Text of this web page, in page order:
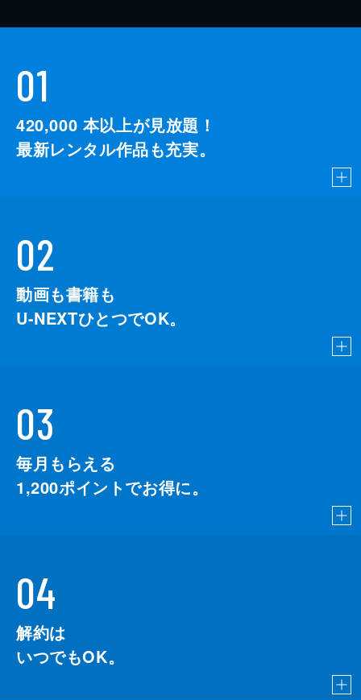
01
420,000 本以上が見放題！
最新レンタル作品も充実。
02
動画も書籍も
U-NEXTひとつでOK。
03
毎月もらえる
1,200ポイントでお得に。
04
解約は
いつでもOK。